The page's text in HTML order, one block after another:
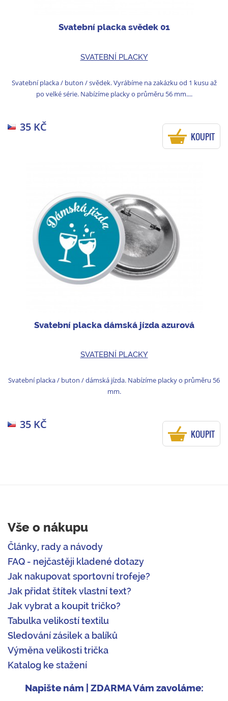
Svatební placka svědek 01
SVATEBNÍ PLACKY
Svatební placka / buton / svědek. Vyrábíme na zakázku od 1 kusu až
po velké série. Nabízíme placky o průměru 56 mm....
35 KČ
KOUPIT
Svatební placka dámská jízda azurová
SVATEBNÍ PLACKY
Svatební placka / buton / dámská jízda. Nabízíme placky o průměru 56
mm.
35 KČ
KOUPIT
Vše o nákupu
Články, rady a návody
FAQ - nejčastěji kladené dotazy
Jak nakupovat sportovní trofeje?
Jak přidat štítek vlastní text?
Jak vybrat a koupit tričko?
Tabulka velikostí textilu
Sledování zásilek a balíků
Výměna velikosti trička
Katalog ke stažení
Napište nám | ZDARMA Vám zavoláme: